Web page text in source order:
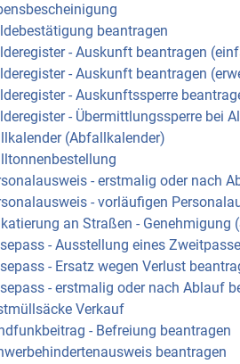
beantragen
- Auskunft beantragen
- Auskunft beantragen
- Auskunftssperre
- Übermittlungssperre bei
(Abfallkalender)
- erstmalig oder nach
- vorläufigen
an Straßen -
- Ausstellung eines
- Ersatz wegen Verlust
- erstmalig oder nach Ablauf
Verkauf
- Befreiung beantragen
beantragen